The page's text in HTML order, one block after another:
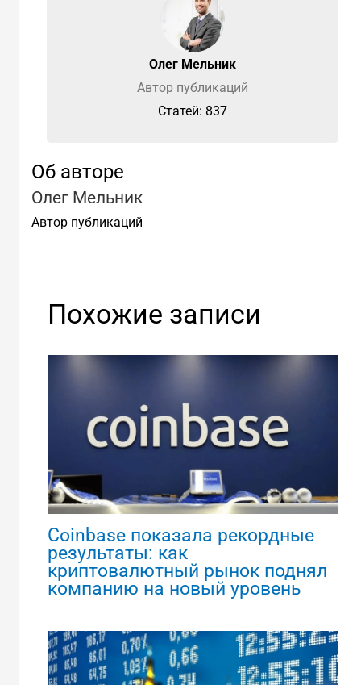
Олег Мельник
Автор публикаций
Cтатей: 837
Об авторе
Олег Мельник
Автор публикаций
Похожие записи
Coinbase показала рекордные
результаты: как
криптовалютный рынок поднял
компанию на новый уровень